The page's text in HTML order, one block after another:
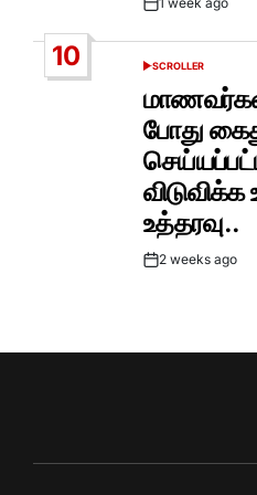
Post
10
POSTED
SCROLLER
போது
உத்தரவு..
Post2 weeks ago